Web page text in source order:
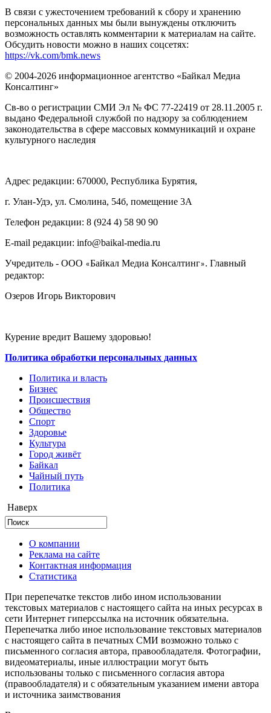
В связи с ужесточением требований к сбору и хранению
персональных данных мы были вынуждены отключить
возможность оставлять комментарии к материалам на сайте.
Обсудить новости можно в наших соцсетях:
https://vk.com/bmk.news
© 2004-2026 информационное агентство «Байкал Медиа
Консалтинг»
Св-во о регистрации СМИ Эл № ФС 77-22419 от 28.11.2005 г.
выдано Федеральной службой по надзору за соблюдением
законодательства в сфере массовых коммуникаций и охране
культурного наследия
Адрес редакции: 670000, Республика Бурятия,
г. Улан-Удэ, ул. Смолина, 54б, помещение 3А
Телефон редакции: ‎‎8 (924 4) 58 90 90
E-mail редакции: info@baikal-media.ru
Учредитель - ООО «Байкал Медиа Консалтинг». Главный
редактор:
Озеров Игорь Викторович
Курение вредит Вашему здоровью!
Политика обработки персональных данных
Политика и власть
Бизнес
Происшествия
Общество
Cпорт
Здоровье
Культура
Город живёт
Байкал
Чайный путь
Политика
Наверх
О компании
Реклама на сайте
Контактная информация
Статистика
При перепечатке текстов либо ином использовании
текстовых материалов с настоящего сайта на иных ресурсах в
сети Интернет гиперссылка на источник обязательна.
Перепечатка либо иное использование текстовых материалов
с настоящего сайта в печатных СМИ возможно только с
письменного согласия автора, правообладателя. Фотографии,
видеоматериалы, иные иллюстрации могут быть
использованы только с письменного согласия автора
(правообладателя) и с обязательным указанием имени автора
и источника заимствования